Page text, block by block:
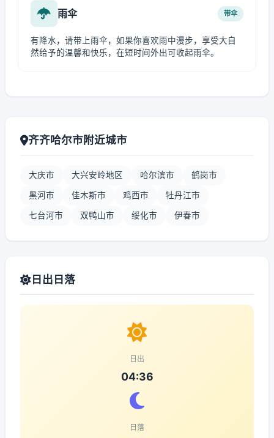
雨伞 带伞
有降水，请带上雨伞，如果你喜欢雨中漫步，享受大自
然给予的温馨和快乐，在短时间外出可收起雨伞。
齐齐哈尔市附近城市
大庆市 大兴安岭地区 哈尔滨市 鹤岗市
黑河市 佳木斯市 鸡西市 牡丹江市
七台河市 双鸭山市 绥化市 伊春市
日出日落
日出
04:36
日落